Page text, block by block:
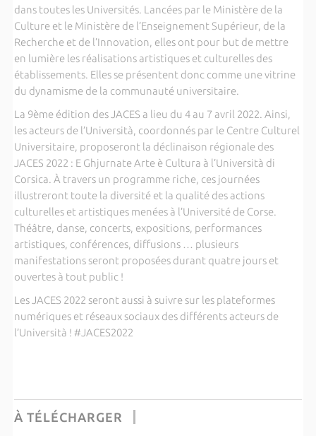
dans toutes les Universités. Lancées par le Ministère de la
Culture et le Ministère de l’Enseignement Supérieur, de la
Recherche et de l’Innovation, elles ont pour but de mettre
en lumière les réalisations artistiques et culturelles des
établissements. Elles se présentent donc comme une vitrine
du dynamisme de la communauté universitaire.
La 9ème édition des JACES a lieu du 4 au 7 avril 2022. Ainsi,
les acteurs de l’Università, coordonnés par le Centre Culturel
Universitaire, proposeront la déclinaison régionale des
JACES 2022 : E Ghjurnate Arte è Cultura à l’Università di
Corsica. À travers un programme riche, ces journées
illustreront toute la diversité et la qualité des actions
culturelles et artistiques menées à l’Université de Corse.
Théâtre, danse, concerts, expositions, performances
artistiques, conférences, diffusions … plusieurs
manifestations seront proposées durant quatre jours et
ouvertes à tout public !
Les JACES 2022 seront aussi à suivre sur les plateformes
numériques et réseaux sociaux des différents acteurs de
l’Università ! #JACES2022
À TÉLÉCHARGER